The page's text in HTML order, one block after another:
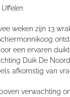
weken zijn 13
een ervaren
Duik De
afkomstig van
verwachting